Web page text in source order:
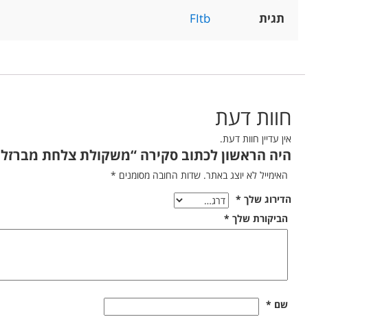
תגית
FItb
חוות דעת
אין עדיין חוות דעת.
היה הראשון לכתוב סקירה “משקולת צלחת מברזל 2.5 קילו”
האימייל לא יוצג באתר. שדות החובה מסומנים *
הדירוג שלך *
הביקורת שלך *
שם *